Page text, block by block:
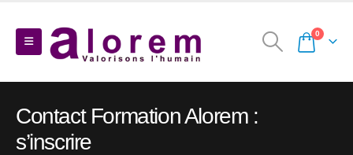
0
Contact Formation Alorem :
s’inscrire